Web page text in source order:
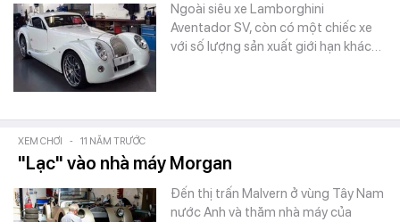
Ngoài siêu xe Lamborghini
Aventador SV, còn có một chiếc xe
với số lượng sản xuất giới hạn khác…
XEM CHƠI - 11 NĂM TRƯỚC
"Lạc" vào nhà máy Morgan
Đến thị trấn Malvern ở vùng Tây Nam
nước Anh và thăm nhà máy của